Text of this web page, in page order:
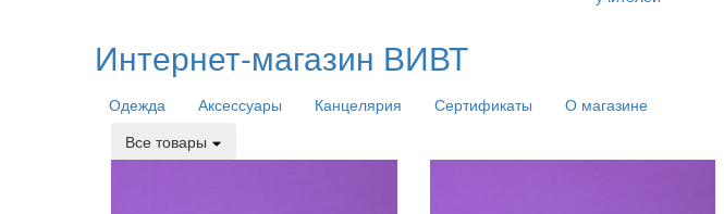
Интернет-магазин ВИВТ
Одежда Аксессуары Канцелярия Сертификаты
О магазине
Все товары